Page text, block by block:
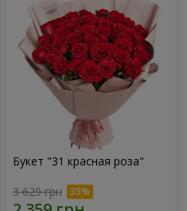
Букет "31 красная роза"
3 629 грн